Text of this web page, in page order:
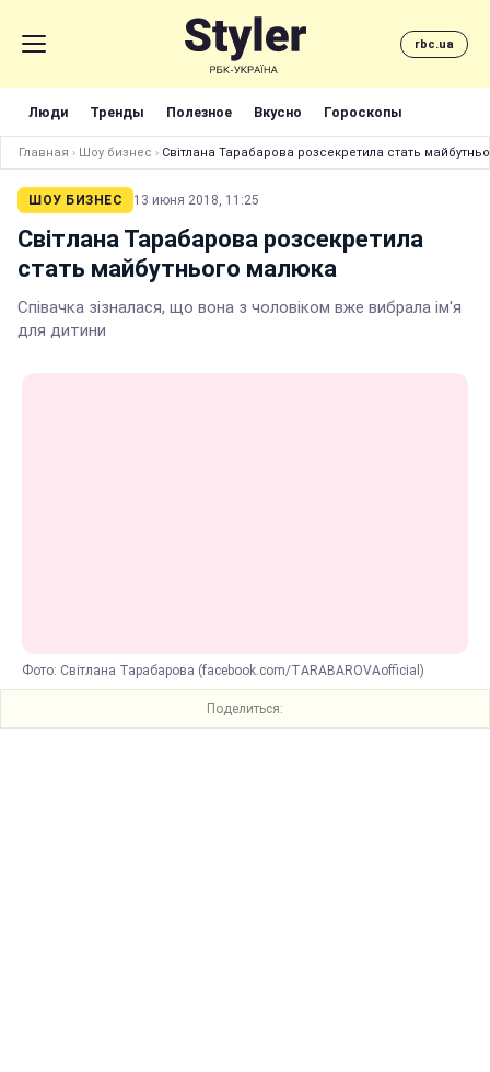
rbc.ua
Люди Тренды Полезное Вкусно Гороскопы
Главная › Шоу бизнес › Світлана Тарабарова розсекретила стать
ШОУ БИЗНЕС 13 июня 2018, 11:25
Світлана Тарабарова розсекретила
стать майбутнього малюка
Співачка зізналася, що вона з чоловіком вже вибрала ім'я
для дитини
Фото: Світлана Тарабарова (facebook.com/TARABAROVAofficial)
Поделиться: